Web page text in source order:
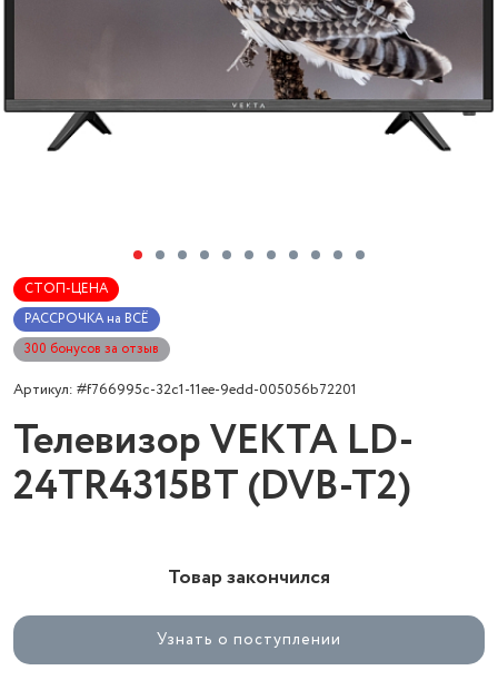
СТОП-ЦЕНА
РАССРОЧКА на ВСЁ
300 бонусов за отзыв
Артикул: #f766995c-32c1-11ee-9edd-005056b72201
Телевизор VEKTA LD-
24TR4315BT (DVB-T2)
Товар закончился
Узнать о поступлении